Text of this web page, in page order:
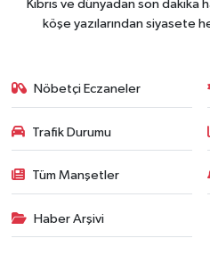
Kıbrıs ve dünyadan son
köşe yazılarından siyasete
Nöbetçi Eczaneler
Trafik Durumu
Tüm Manşetler
Haber Arşivi